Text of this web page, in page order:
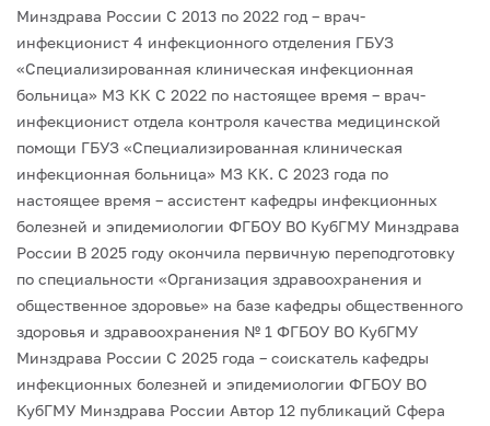
Минздрава России С 2013 по 2022 год – врач-
инфекционист 4 инфекционного отделения ГБУЗ
«Специализированная клиническая инфекционная
больница» МЗ КК С 2022 по настоящее время – врач-
инфекционист отдела контроля качества медицинской
помощи ГБУЗ «Специализированная клиническая
инфекционная больница» МЗ КК. С 2023 года по
настоящее время – ассистент кафедры инфекционных
болезней и эпидемиологии ФГБОУ ВО КубГМУ Минздрава
России В 2025 году окончила первичную переподготовку
по специальности «Организация здравоохранения и
общественное здоровье» на базе кафедры общественного
здоровья и здравоохранения № 1 ФГБОУ ВО КубГМУ
Минздрава России С 2025 года – соискатель кафедры
инфекционных болезней и эпидемиологии ФГБОУ ВО
КубГМУ Минздрава России Автор 12 публикаций Сфера